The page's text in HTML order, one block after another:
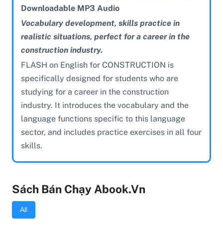
Downloadable MP3 Audio
Vocabulary development, skills practice in
realistic situations, perfect for a career in the
construction industry.
FLASH on English for CONSTRUCTION is
specifically designed for students who are
studying for a career in the construction
industry. It introduces the vocabulary and the
language functions specific to this language
sector, and includes practice exercises in all four
skills.
Sách Bán Chạy Abook.vn
All